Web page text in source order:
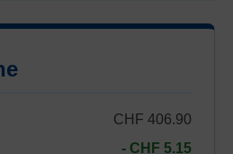
CHF 406.90
- CHF 5.15